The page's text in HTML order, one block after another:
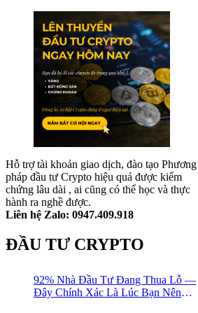
Hỗ trợ tài khoản giao dịch, đào tạo Phương
pháp đầu tư Crypto hiệu quả được kiểm
chứng lâu dài , ai cũng có thể học và thực
hành ra nghề được.
Liên hệ Zalo: 0947.409.918
ĐẦU TƯ CRYPTO
92% Nhà Đầu Tư Đang Thua Lỗ —
Đây Chính Xác Là Lúc Bạn Nên